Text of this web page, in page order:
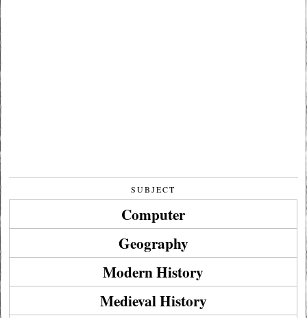
SUBJECT
Computer
Geography
Modern History
Medieval History